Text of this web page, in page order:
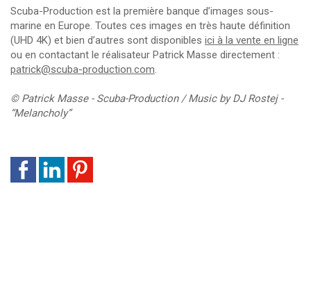
Scuba-Production est la première banque d’images sous-
marine en Europe. Toutes ces images en très haute définition
(UHD 4K) et bien d’autres sont disponibles ici à la vente en ligne
ou en contactant le réalisateur Patrick Masse directement :
patrick@scuba-production.com.
© Patrick Masse - Scuba-Production / Music by DJ Rostej -
“Melancholy”